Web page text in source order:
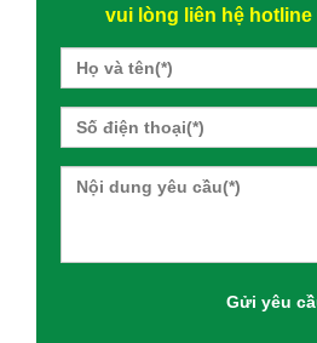
vui lòng liên hệ hotline